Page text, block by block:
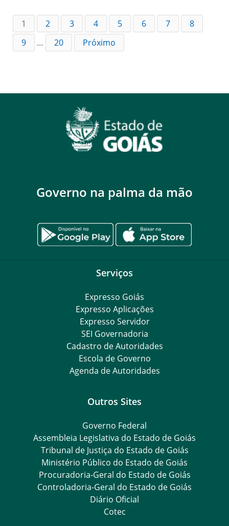
1 2 3 4 5 6 7
8
9
… 20 Próximo
Governo na palma da mão
Serviços
Expresso Goiás
Expresso Aplicações
Expresso Servidor
SEI Governadoria
Cadastro de Autoridades
Escola de Governo
Agenda de Autoridades
Outros Sites
Governo Federal
Assembleia Legislativa do Estado de Goiás
Tribunal de Justiça do Estado de Goiás
Ministério Público do Estado de Goiás
Procuradoria-Geral do Estado de Goiás
Controladoria-Geral do Estado de Goiás
Diário Oficial
Cotec